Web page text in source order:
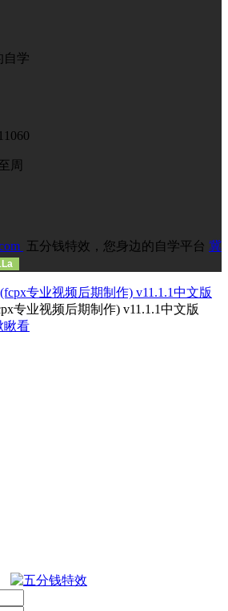
自学
周
五分钱特效，您身边的自学平台 冀
专业视频后期制作) v11.1.1中文版
瞅看